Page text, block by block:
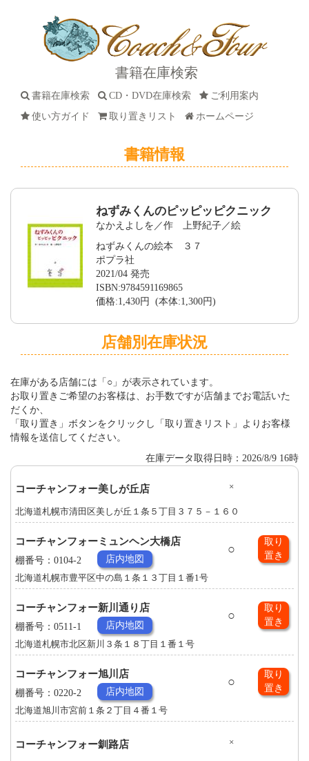
書籍在庫検索
書籍在庫検索 CD・DVD在庫検索
ご利用案内
使い方ガイド
取り置きリスト ホームページ
書籍情報
ねずみくんのピッピッピクニック
なかえよしを／作 上野紀子／絵
ねずみくんの絵本 ３７
ポプラ社
2021/04 発売
ISBN:9784591169865
価格:1,430円 (本体:1,300円)
店舗別在庫状況
在庫がある店舗には「○」が表示されています。
お取り置きご希望のお客様は、お手数ですが店舗までお電話いた
だくか、
「取り置き」ボタンをクリックし「取り置きリスト」よりお客様
情報を送信してください。
在庫データ取得日時：2026/8/9 16時
コーチャンフォー美しが丘店 ×
北海道札幌市清田区美しが丘１条５丁目３７５－１６０
コーチャンフォーミュンヘン大橋店
○
取り
置き
棚番号：0104-2 店内地図
北海道札幌市豊平区中の島１条１３丁目１番1号
コーチャンフォー新川通り店
○
取り
置き
棚番号：0511-1 店内地図
北海道札幌市北区新川３条１８丁目１番１号
コーチャンフォー旭川店
○
取り
置き
棚番号：0220-2 店内地図
北海道旭川市宮前１条２丁目４番１号
コーチャンフォー釧路店 ×